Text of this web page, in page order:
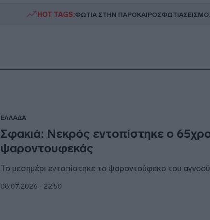
HOT TAGS:ΦΩΤΙΑ ΣΤΗΝ ΠΑΡΟΚΑΙΡΟΣΦΩΤΙΑ
ΕΛΛΑΔΑ
Σφακιά: Νεκρός εντοπίστηκε ο
ψαροντουφεκάς
Το μεσημέρι εντοπίστηκε το ψαροντούφεκο του
08.07.2026 - 22:50